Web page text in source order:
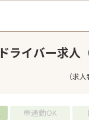
イバー求人
（求
車通勤OK